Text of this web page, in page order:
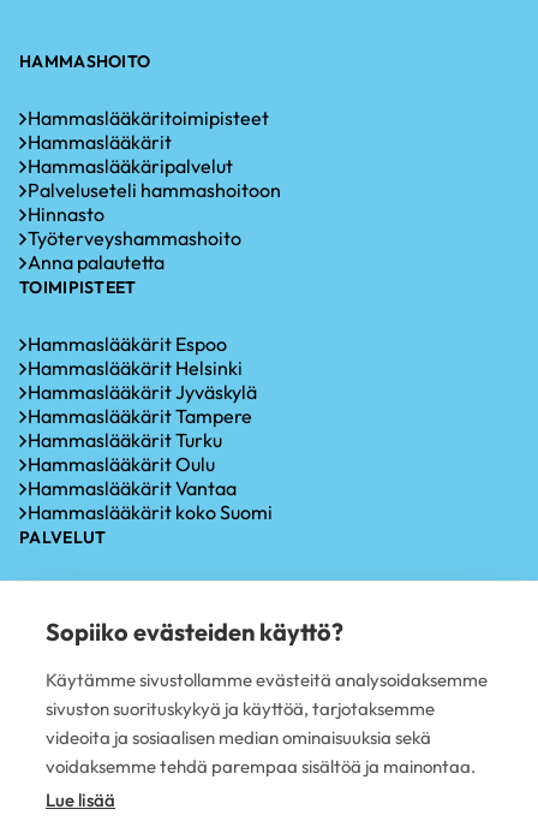
HAMMASHOITO
Hammaslääkäritoimipisteet
Hammaslääkärit
Hammaslääkäripalvelut
Palveluseteli hammashoitoon
Hinnasto
Työterveyshammashoito
Anna palautetta
TOIMIPISTEET
Hammaslääkärit Espoo
Hammaslääkärit Helsinki
Hammaslääkärit Jyväskylä
Hammaslääkärit Tampere
Hammaslääkärit Turku
Hammaslääkärit Oulu
Hammaslääkärit Vantaa
Hammaslääkärit koko Suomi
PALVELUT
Iensairauksien hoito
Hammaskiven poisto
Oikomishoito
Hammasimplantti
Hampaiden paikkaus
Hampaan poisto
Sopiiko evästeiden käyttö?
Käytämme sivustollamme evästeitä analysoidaksemme
sivuston suorituskykyä ja käyttöä, tarjotaksemme
videoita ja sosiaalisen median ominaisuuksia sekä
voidaksemme tehdä parempaa sisältöä ja mainontaa.
Lue lisää